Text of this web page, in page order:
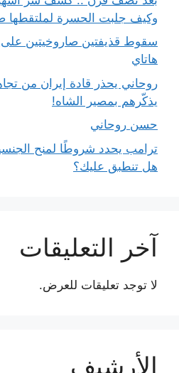
وكيف جلبت الحسرة لملتقطها
سقوط قذيفتين صاروخيتين على
هاتاي
روحاني يحذر قادة إيران من
يذكّرهم بمصير الشاه!
حسن روحاني
ترامب يحدد شروطًا لمنح
هل تنطبق عليك؟
آخر التعليقات
لا توجد تعليقات للعرض.
الأرشيف